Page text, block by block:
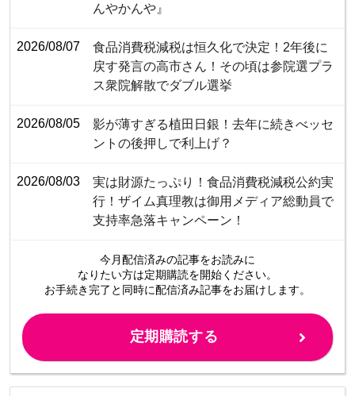
んやかんや』
2026/08/07
食品消費税減税は恒久化で決定！2年後に
戻す発言の高市さん！その頃は参院選プラ
ス衆院解散でダブル選挙
2026/08/05
影が薄すぎる植田日銀！去年に続きべッセ
ントの後押しで利上げ？
2026/08/03
​​​​​​​​​​​​​​​​​​​​​​​​​​実は財源たっぷり！食品消費税減税公約実
行！ザイム真理教は御用メディア総動員で
支持率急落キャンペーン！
今月配信済みの記事をお読みに
なりたい方は定期購読を開始ください。
お手続き完了と同時に配信済み記事をお届けします。
定期購読する